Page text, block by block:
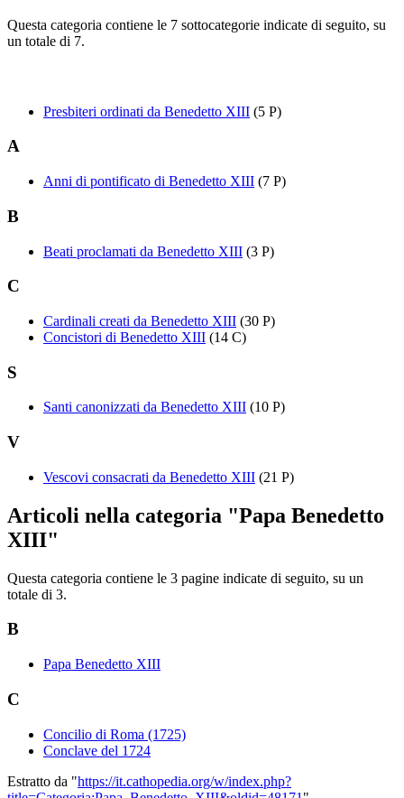
Questa categoria contiene le 7 sottocategorie indicate di seguito, su
un totale di 7.
Presbiteri ordinati da Benedetto XIII (5 P)
A
Anni di pontificato di Benedetto XIII (7 P)
B
Beati proclamati da Benedetto XIII (3 P)
C
Cardinali creati da Benedetto XIII (30 P)
Concistori di Benedetto XIII (14 C)
S
Santi canonizzati da Benedetto XIII (10 P)
V
Vescovi consacrati da Benedetto XIII (21 P)
Articoli nella categoria "Papa Benedetto
XIII"
Questa categoria contiene le 3 pagine indicate di seguito, su un
totale di 3.
B
Papa Benedetto XIII
C
Concilio di Roma (1725)
Conclave del 1724
Estratto da "https://it.cathopedia.org/w/index.php?